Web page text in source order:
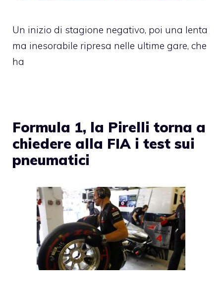
Un inizio di stagione negativo, poi una lenta
ma inesorabile ripresa nelle ultime gare, che
ha
Formula 1, la Pirelli torna a
chiedere alla FIA i test sui
pneumatici